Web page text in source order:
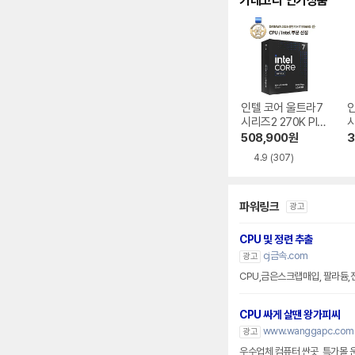
인텔 코어 울트라7
시리즈2 270K Plu
s (애로우레이크 리
프레시)
508,900원
4.9 (307)
파워링크 광고
CPU 및 정련 추출
광고
cj금속.com
CPU,금은스크랩매입, 팔라듐,
CPU 싸게 살땐 왕가피씨
광고 www.wanggapc.com
우수업체 컴퓨터 싼곳, 특가몰